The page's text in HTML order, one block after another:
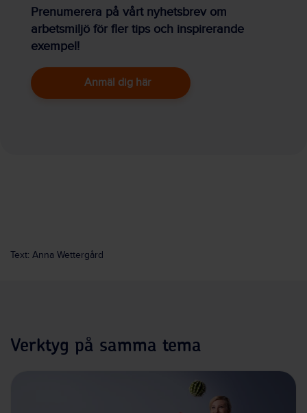
Prenumerera på vårt nyhetsbrev om
arbetsmiljö för fler tips och inspirerande
exempel!
Anmäl dig här
Text: Anna Wettergård
Verktyg på samma tema